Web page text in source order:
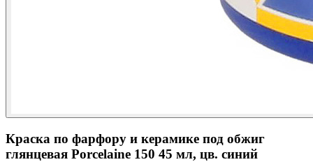
Краска по фарфору и керамике под обжиг
глянцевая Porcelaine 150 45 мл, цв. синий